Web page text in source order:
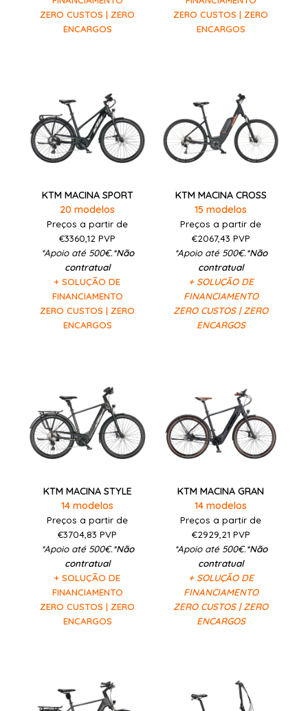
ZERO CUSTOS | ZERO
ENCARGOS
ZERO CUSTOS | ZERO
ENCARGOS
KTM MACINA SPORT
20 modelos
KTM MACINA CROSS
15 modelos
Preços a partir de
€3360,12 PVP
Preços a partir de
€2067,43 PVP
*Apoio até 500€.*Não
contratual
*Apoio até 500€.*Não
contratual
+ SOLUÇÃO DE
FINANCIAMENTO
ZERO CUSTOS | ZERO
ENCARGOS
+ SOLUÇÃO DE
FINANCIAMENTO
ZERO CUSTOS | ZERO
ENCARGOS
KTM MACINA STYLE
14 modelos
KTM MACINA GRAN
14 modelos
Preços a partir de
€3704,83 PVP
Preços a partir de
€2929,21 PVP
*Apoio até 500€.*Não
contratual
*Apoio até 500€.*Não
contratual
+ SOLUÇÃO DE
FINANCIAMENTO
ZERO CUSTOS | ZERO
ENCARGOS
+ SOLUÇÃO DE
FINANCIAMENTO
ZERO CUSTOS | ZERO
ENCARGOS